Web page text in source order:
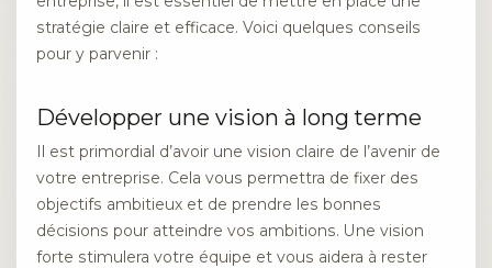
stratégie claire et efficace. Voici quelques conseils
pour y parvenir :
Développer une vision à long terme
Il est primordial d’avoir une vision claire de l’avenir de
votre entreprise. Cela vous permettra de fixer des
objectifs ambitieux et de prendre les bonnes
décisions pour atteindre vos ambitions. Une vision
forte stimulera votre équipe et vous aidera à rester